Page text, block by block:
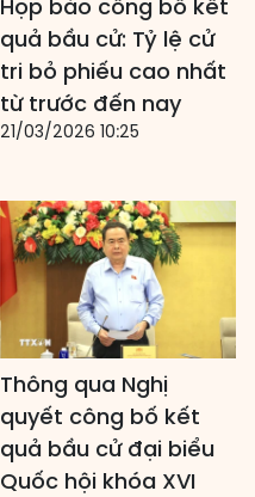
Họp báo công bố kết
quả bầu cử: Tỷ lệ cử
tri bỏ phiếu cao nhất
từ trước đến nay
21/03/2026 10:25
Thông qua Nghị
quyết công bố kết
quả bầu cử đại biểu
Quốc hội khóa XVI